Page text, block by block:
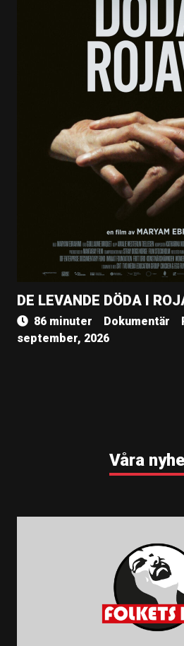
DE LEVANDE DÖDA I
86 minuter Dokumentär
september, 2026
Våra